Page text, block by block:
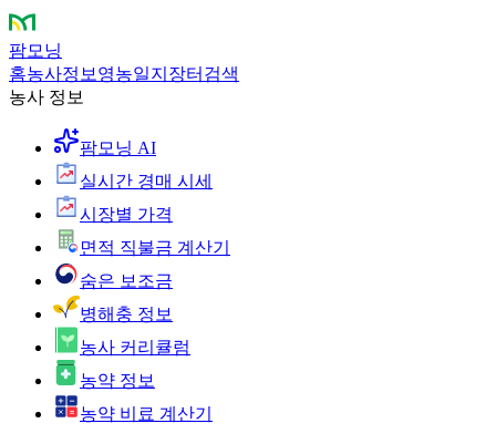
팜모닝
홈농사정보 영농일지 장터 검색
농사 정보
팜모닝 AI
실시간 경매 시세
시장별 가격
면적 직불금 계산기
숨은 보조금
병해충 정보
농사 커리큘럼
농약 정보
농약 비료 계산기